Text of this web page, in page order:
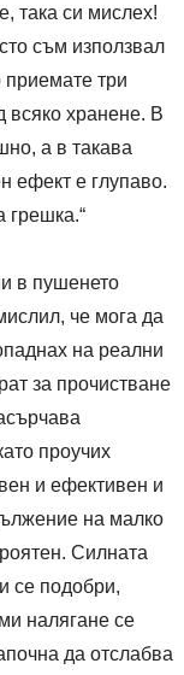
така си мислех!
съм използвал
приемате три
всяко хранене. В
а в такава
ефект е глупаво.
грешка.“
в пушенето
че мога да
на реални
за прочистване
проучих
и ефективен и
на малко
Силната
се подобри,
налягане се
да отслабва